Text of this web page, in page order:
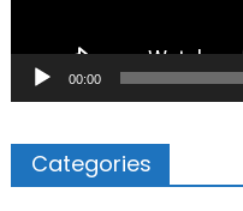
00:00
Categories